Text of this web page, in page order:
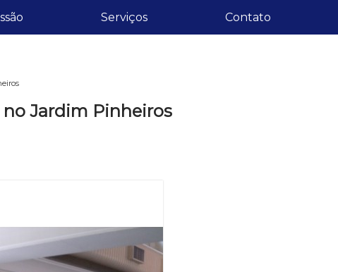
Serviços Contato
Jardim Pinheiros